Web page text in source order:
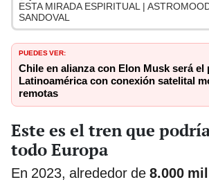
ESTA MIRADA ESPIRITUAL |
SANDOVAL
PUEDES VER:
Chile en alianza con Elon Musk será el
Latinoamérica con conexión satelital
remotas
Este es el tren que
todo Europa
En 2023, alrededor de 8.000